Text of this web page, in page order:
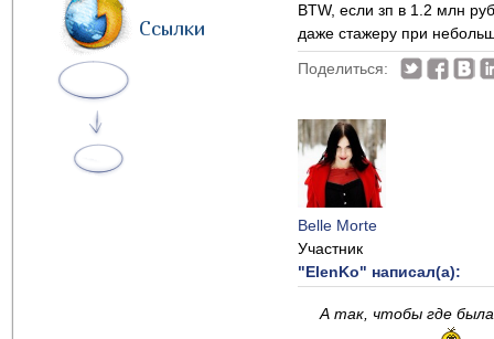
Ссылки
BTW, если зп в 1.2 млн
даже стажеру при
Поделиться:
Belle Morte
Участник
"ElenKo" написал(а):
А так, чтобы где